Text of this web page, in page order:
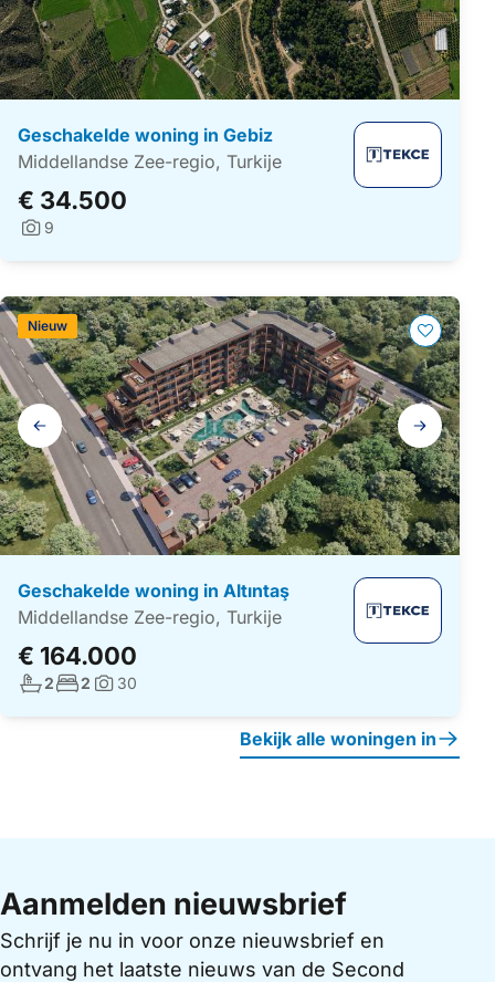
Geschakelde woning in Gebiz
Middellandse Zee-regio, Turkije
€ 34.500
Foto's:
9
Galerij
navigatie
Geschakelde woning in Altıntaş
Middellandse Zee-regio, Turkije
€ 164.000
Nieuw
Aantal badkamers:
2Aantal slaapkamers:
2 Foto's:
30
Bekijk alle woningen in
Aanmelden nieuwsbrief
Schrijf je nu in voor onze nieuwsbrief en
ontvang het laatste nieuws van de Second